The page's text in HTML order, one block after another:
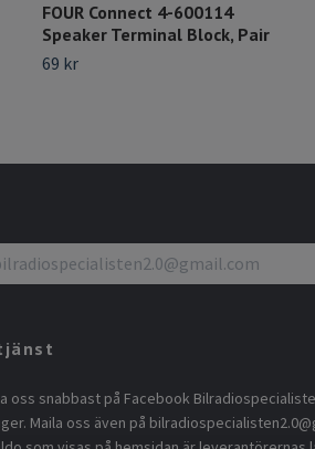
FOUR Connect 4-600114
Speaker Terminal Block, Pair
69 kr
oss snabbast på Facebook
Maila oss även på